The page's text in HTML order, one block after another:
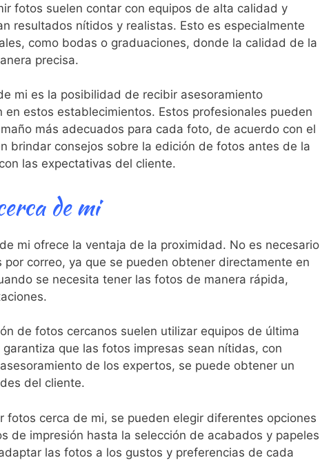
fotos suelen contar con equipos de alta calidad y
resultados nítidos y realistas. Esto es especialmente
como bodas⁣ o graduaciones, donde la calidad de la
precisa.
mi es la posibilidad de recibir asesoramiento
estos establecimientos. Estos profesionales pueden
más adecuados ⁤para cada foto, de acuerdo con ⁢el
brindar consejos sobre la edición de fotos antes de la
⁤las expectativas del⁤ cliente.
de mi
mi ofrece la ventaja de la proximidad.⁢ No es necesario⁢
correo, ya que se‍ pueden obtener directamente en⁤
se necesita tener las fotos de​ manera rápida,
de fotos cercanos suelen utilizar equipos de última
que las fotos impresas sean ⁢nítidas, con
de los expertos, se puede obtener un
del cliente.
fotos cerca de mi, se pueden elegir diferentes‍ opciones
de impresión hasta la selección de acabados y papeles
las fotos a los gustos‌ y preferencias de cada